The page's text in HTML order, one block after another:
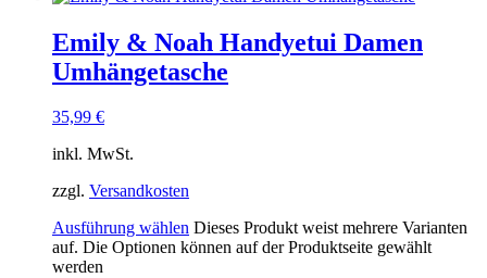
Emily & Noah Handyetui Damen
Umhängetasche
35,99 €
inkl. MwSt.
zzgl. Versandkosten
Ausführung wählen Dieses Produkt weist mehrere Varianten
auf. Die Optionen können auf der Produktseite gewählt
werden